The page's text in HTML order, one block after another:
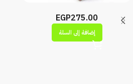
EGP275.00
إضافة إلى السلة